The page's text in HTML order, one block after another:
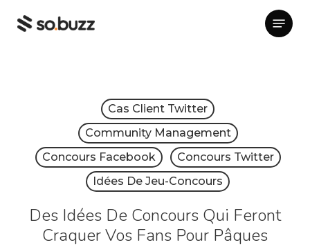
Menu
Cas Client Twitter
Community Management
Concours Facebook
Concours Twitter
Idées De Jeu-Concours
Des Idées De Concours Qui Feront
Craquer Vos Fans Pour Pâques